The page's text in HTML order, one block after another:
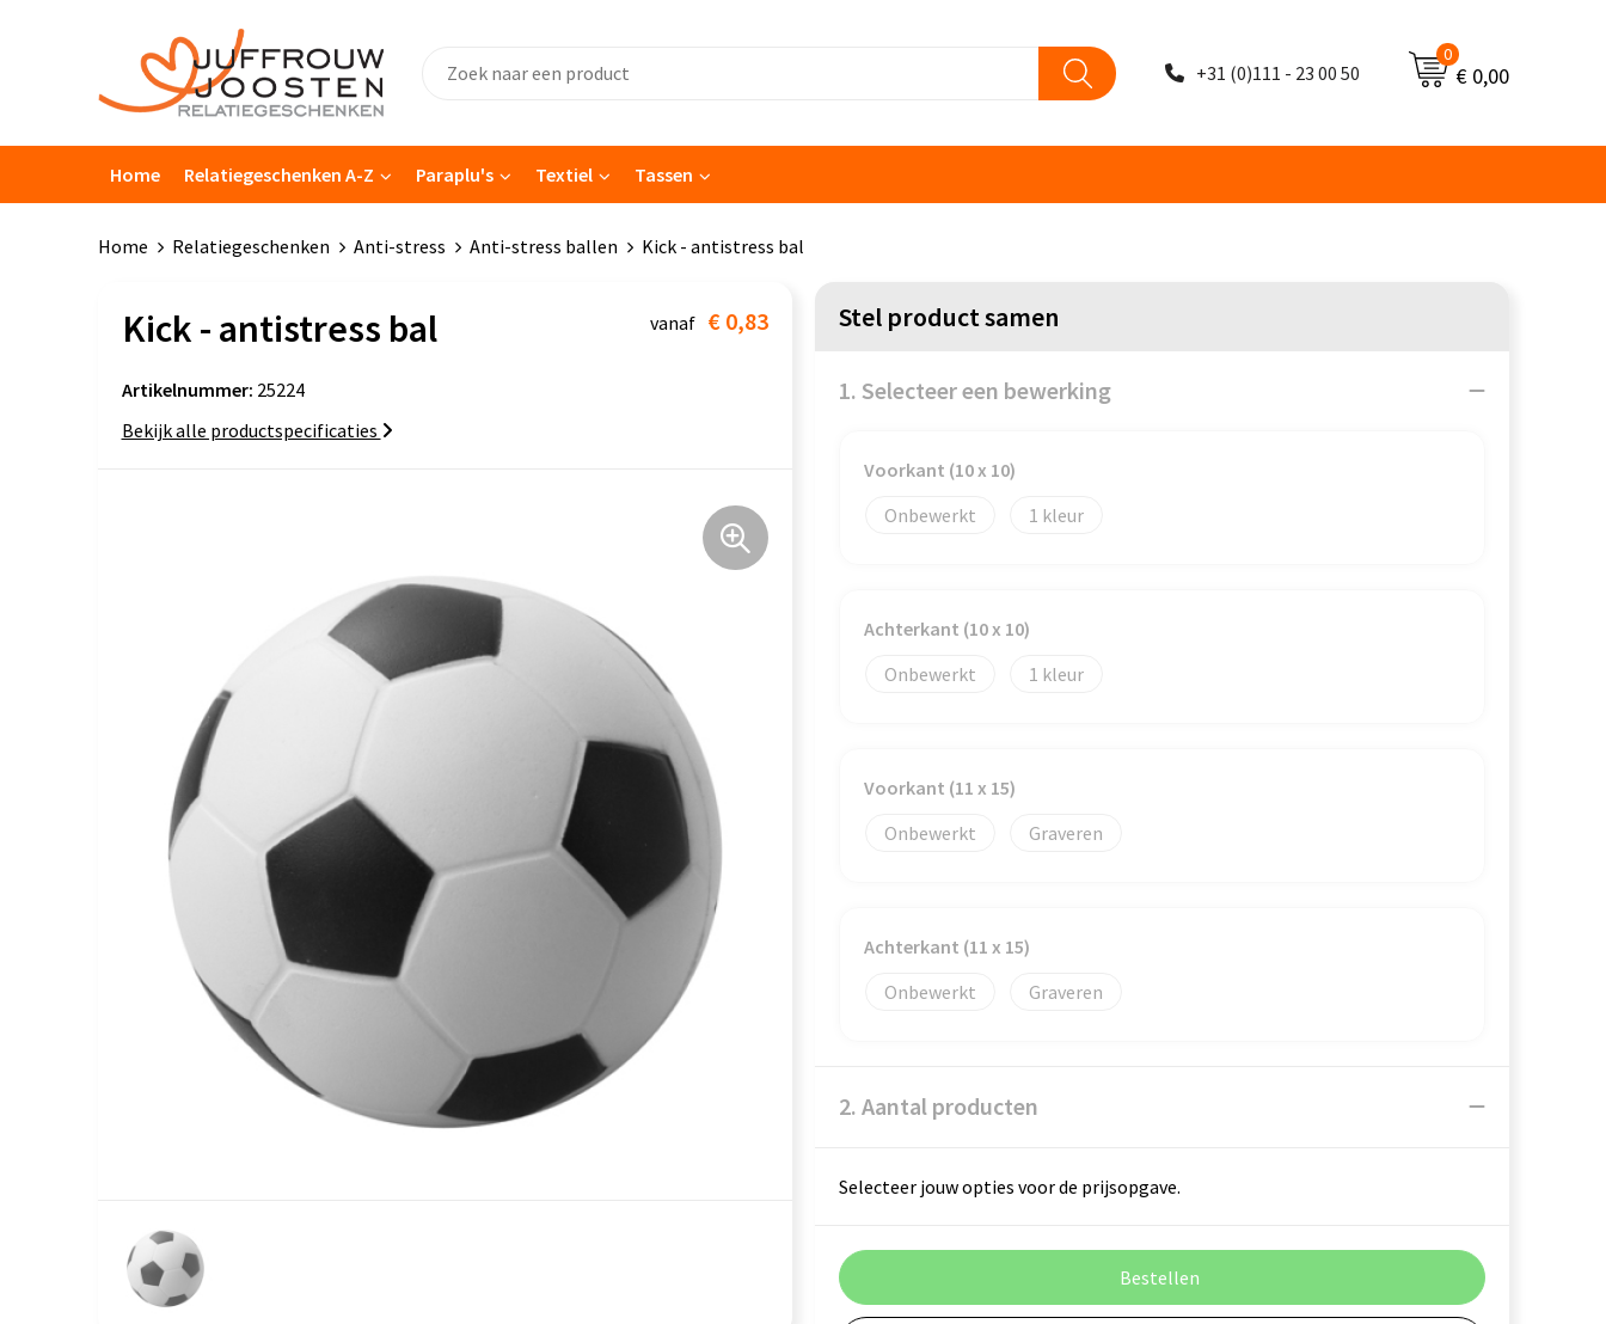
+31 (0)111 - 23 00 50
0
€ 0,00
Home Relatiegeschenken A-Z Paraplu's Textiel Tassen
Home Relatiegeschenken Anti-stress Anti-stress ballen Kick - antistress bal
Kick - antistress bal vanaf € 0,83
Artikelnummer: 25224
Bekijk alle productspecificaties
Stel product samen
1. Selecteer een bewerking
Voorkant (10 x 10)
Onbewerkt
1
Achterkant (10 x 10)
Onbewerkt
1
Voorkant (11 x 15)
Onbewerkt
Graveren
Achterkant (11 x 15)
Onbewerkt
Graveren
2. Aantal producten
Selecteer jouw opties voor de prijsopgave.
Bestellen